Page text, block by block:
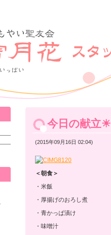
今日の献立☀
(2015年09月16日 02:04)
＜朝食＞
・米飯
・厚揚げのおろし煮
・青かっぱ漬け
・味噌汁